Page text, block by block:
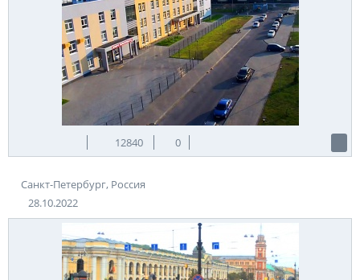
12840 0
Санкт-Петербург, Россия
28.10.2022